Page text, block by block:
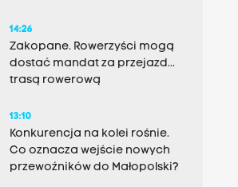
14:26
Zakopane. Rowerzyści mogą
dostać mandat za przejazd...
trasą rowerową
13:10
Konkurencja na kolei rośnie.
Co oznacza wejście nowych
przewoźników do Małopolski?